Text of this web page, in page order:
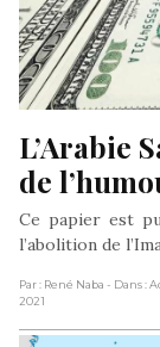
L’Arabie
de
Ce papier est
l’abolition de
Par : René Naba - Dans :
2021